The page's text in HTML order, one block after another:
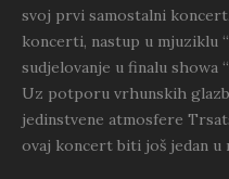
svoj prvi samostalni
koncerti, nastup u mjuziklu
sudjelovanje u finalu showa
Uz potporu vrhunskih
jedinstvene atmosfere
ovaj koncert biti još jedan u